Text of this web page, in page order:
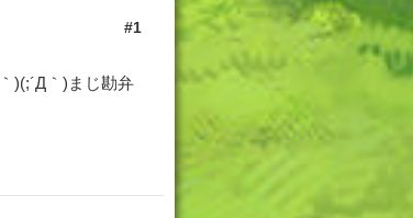
1
)(;´Д｀)まじ勘弁